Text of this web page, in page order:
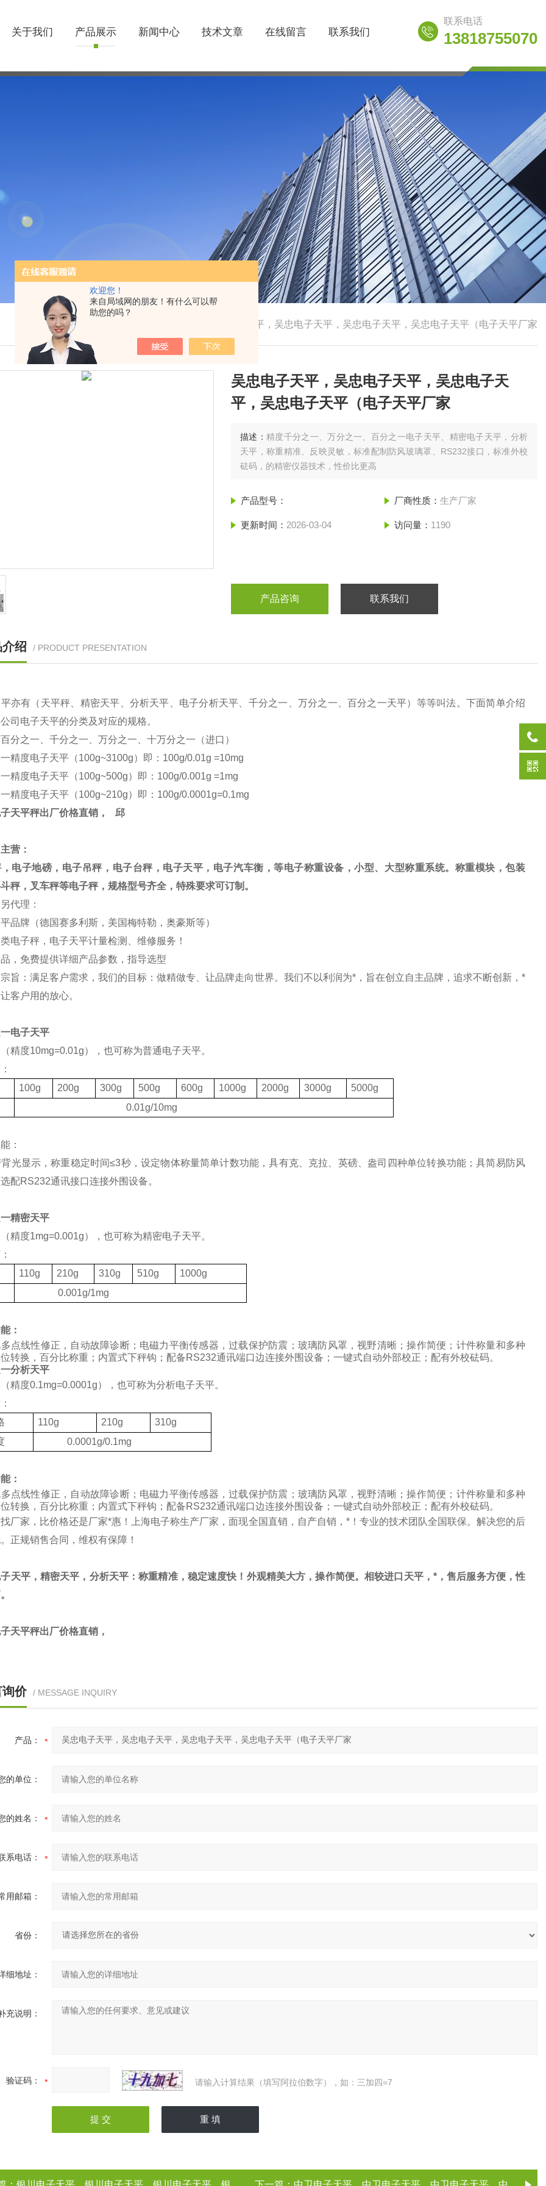
欢迎您！
来自局域网的朋友！有什么可以帮
助您的吗？
关于我们 产品展示 新闻中心 技术文章 在线留言 联系我们
联系电话
13818755070
我的位置： 吴忠电子天平，吴忠电子天平，吴忠电子天平，吴忠电子天平（电子天平厂家
吴忠电子天平，吴忠电子天平，吴忠电子天
平，吴忠电子天平（电子天平厂家
描述： 精度千分之一、万分之一、百分之一电子天平、精密电子天平，分析
天平，称重精准、反映灵敏，标准配制防风玻璃罩、RS232接口，标准外校
砝码，的精密仪器技术，性价比更高
产品型号： 厂商性质： 生产厂家
更新时间： 2026-03-04 访问量： 1190
产品咨询 联系我们
绍 / PRODUCT PRESENTATION
亦有（天平秤、精密天平、分析天平、电子分析天平、千分之一、万分之一、百分之一天平）等等叫法。下面简单介绍
司电子天平的分类及对应的规格。
分之一、千分之一、万分之一、十万分之一（进口）
精度电子天平（100g~3100g）即： 100g/0.01g =10mg
精度电子天平（100g~500g）即： 100g/0.001g =1mg
精度电子天平（100g~210g）即： 100g/0.0001g=0.1mg
天平秤出厂价格直销，
邱
营：
电子地磅，电子吊秤，电子台秤，电子天平，电子汽车衡，等电子称重设备，小型、大型称重系统。称重模块，包装
秤，叉车秤等电子秤，规格型号齐全，特殊要求可订制。
代理：
品牌（德国赛多利斯，美国梅特勒，奥豪斯等）
电子秤，电子天平计量检测、维修服务！
，免费提供详细产品参数，指导选型
旨：满足客户需求，我们的目标：做精做专、让品牌走向世界。我们不以利润为*，旨在创立自主品牌，追求不断创新，*
客户用的放心。
电子天平
精度10mg=0.01g），也可称为普通电子天平。
100g 200g 300g 500g 600g 1000g 2000g 3000g
5000g
0.01g/10mg
：
光显示，称重稳定时间≤3秒，设定物体称量简单计数功能，具有克、克拉、英磅、盎司四种单位转换功能；具简易防风
配RS232通讯接口连接外围设备。
精密天平
精度1mg=0.001g），也可称为精密电子天平。
110g 210g 310g 510g
1000g
0.001g/1mg
：
点线性修正，自动故障诊断；电磁力平衡传感器，过载保护防震；玻璃防风罩，视野清晰；操作简便；计件称量和多种
转换，百分比称重；内置式下秤钩；配备RS232通讯端口边连接外围设备；一键式自动外部校正；配有外校砝码。
分析天平
精度0.1mg=0.0001g），也可称为分析电子天平。
110g 210g
310g
0.0001g/0.1mg
：
点线性修正，自动故障诊断；电磁力平衡传感器，过载保护防震；玻璃防风罩，视野清晰；操作简便；计件称量和多种
转换，百分比称重；内置式下秤钩；配备RS232通讯端口边连接外围设备；一键式自动外部校正；配有外校砝码。
厂家，比价格还是厂家*惠！上海电子称生产厂家，面现全国直销，自产自销，*！专业的技术团队全国联保。解决您的后
正规销售合同，维权有保障！
天平，精密天平，分析天平：称重精准，稳定速度快！外观精美大方，操作简便。相较进口天平，*，售后服务方便，性
天平秤出厂价格直销，
价 / MESSAGE INQUIRY
产品：
的单位：
的姓名：
系电话：
用邮箱：
省份：
细地址：
充说明：
验证码： 请输入计算结果（填写阿拉伯数字），如：三加四=7